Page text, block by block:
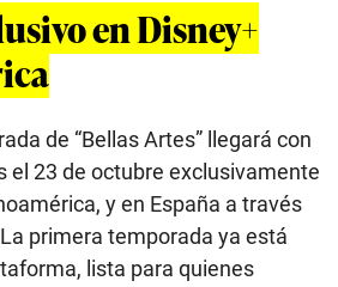
en Disney+
de “Bellas Artes” llegará con
el 23 de octubre exclusivamente
y en España a través
primera temporada ya está
lista para quienes